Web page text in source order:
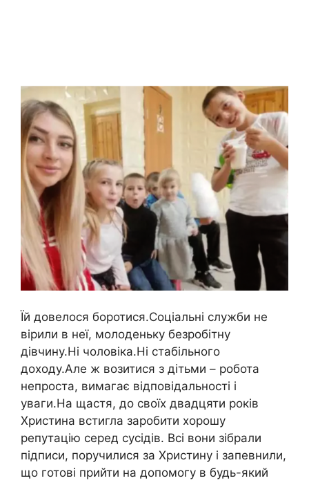
Їй довелося боротися.Соціальні служби не
вірили в неї, молоденьку безробітну
дівчину.Ні чоловіка.Ні стабільного
доходу.Але ж возитися з дітьми – робота
непроста, вимагає відповідальності і
уваги.На щастя, до своїх двадцяти років
Христина встигла заробити хорошу
репутацію серед сусідів. Всі вони зібрали
підписи, поручилися за Христину і запевнили,
що готові прийти на допомогу в будь-який